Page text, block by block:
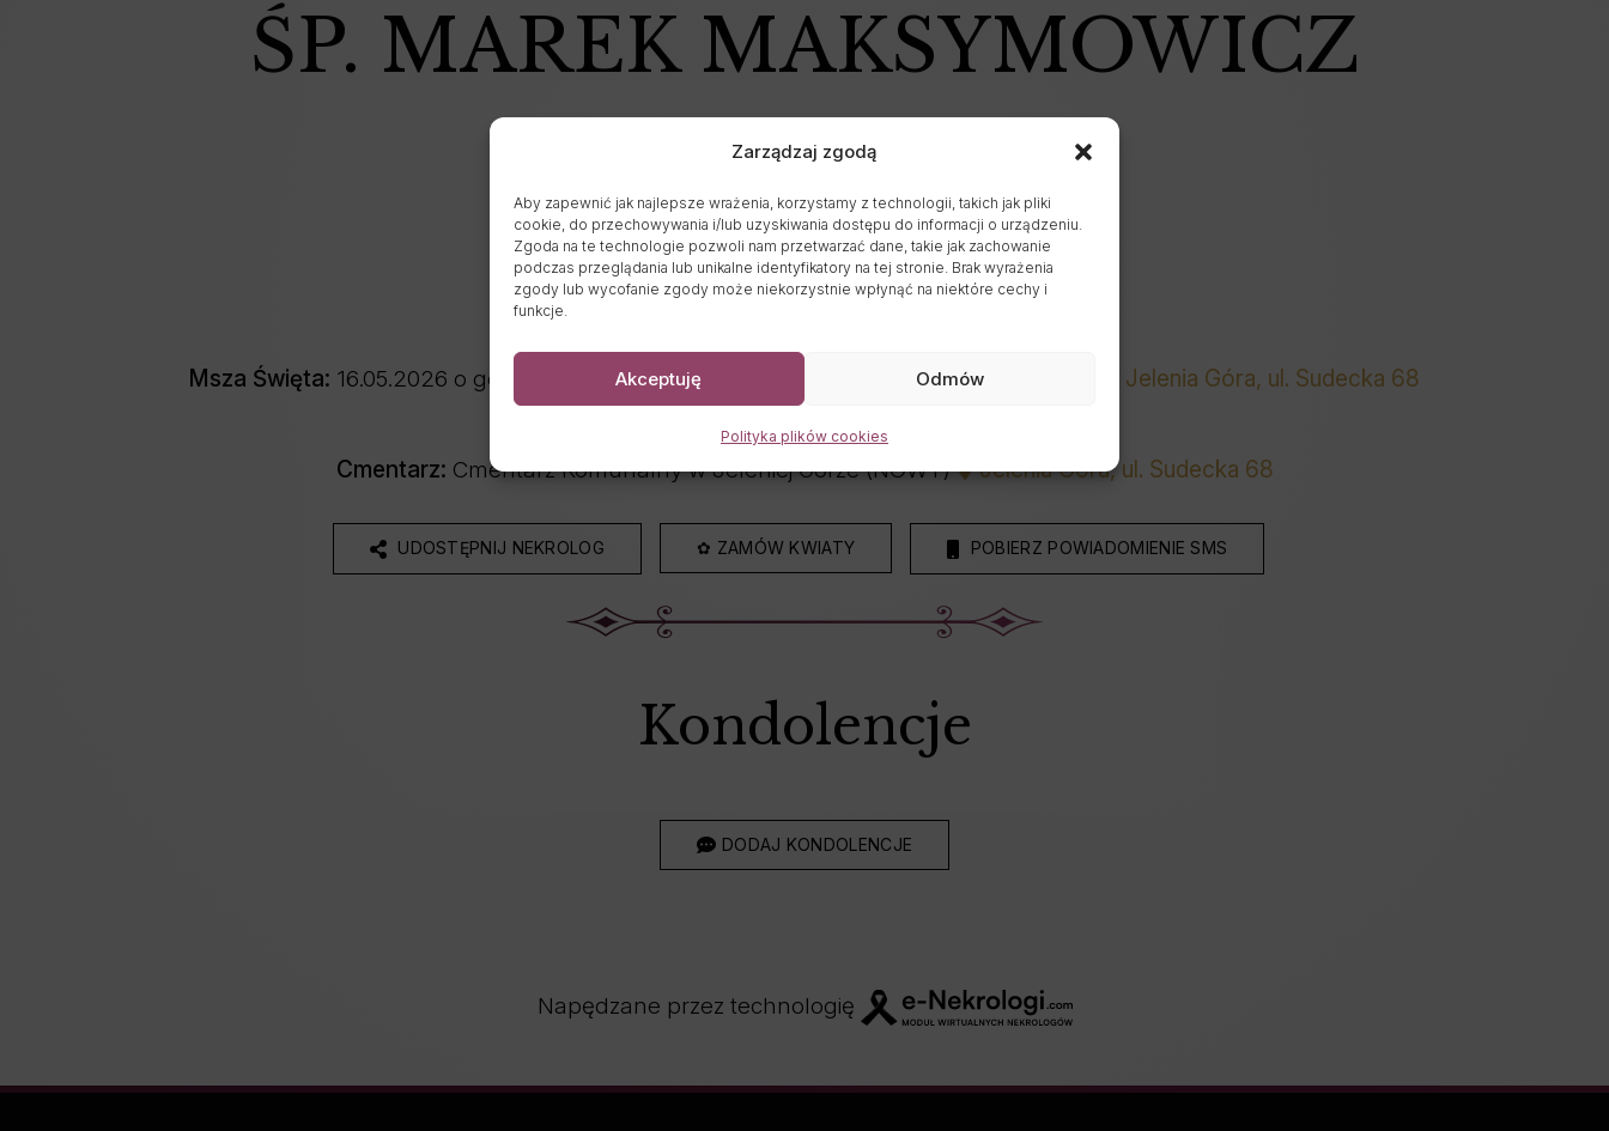
Zarządzaj zgodą
Aby zapewnić jak najlepsze wrażenia, korzystamy z technologii, takich jak pliki
cookie, do przechowywania i/lub uzyskiwania dostępu do informacji o urządzeniu.
Zgoda na te technologie pozwoli nam przetwarzać dane, takie jak zachowanie
podczas przeglądania lub unikalne identyfikatory na tej stronie. Brak wyrażenia
zgody lub wycofanie zgody może niekorzystnie wpłynąć na niektóre cechy i
funkcje.
Akceptuję Odmów
Polityka plików cookies
ŚP. MAREK MAKSYMOWICZ
Wiek: 42 lat
Msza Święta: 16.05.2026 o godz. 12:00 Kaplica na Nowym Cmentarzu w Jeleniej Górze
Jelenia Góra, ul. Sudecka 68
Wyprowadzenie do grobu o godz.
Cmentarz: Cmentarz Komunalny w Jeleniej Górze (NOWY) Jelenia Góra, ul. Sudecka 68
UDOSTĘPNIJ NEKROLOG ✿ ZAMÓW KWIATY POBIERZ POWIADOMIENIE SMS
Kondolencje
DODAJ KONDOLENCJE
Napędzane przez technologię